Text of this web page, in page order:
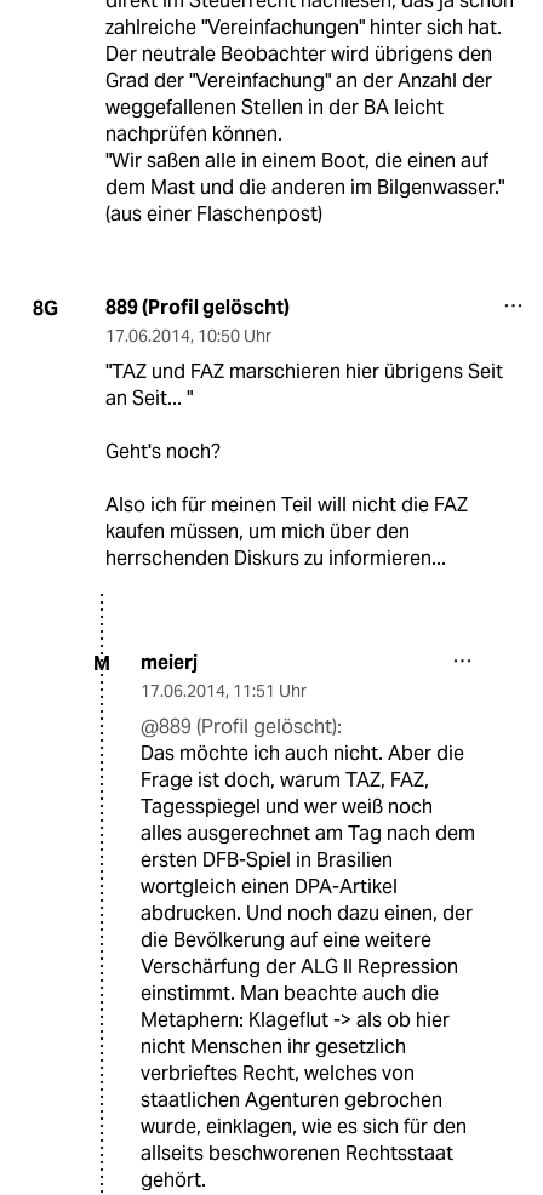
zahlreiche "Vereinfachungen" hinter sich hat.
Der neutrale Beobachter wird übrigens den
Grad der "Vereinfachung" an der Anzahl der
weggefallenen Stellen in der BA leicht
nachprüfen können.
"Wir saßen alle in einem Boot, die einen auf
dem Mast und die anderen im Bilgenwasser."
(aus einer Flaschenpost)
8G 889 (Profil gelöscht)
17.06.2014, 10:50 Uhr
"TAZ und FAZ marschieren hier übrigens Seit
an Seit... "
Geht's noch?
Also ich für meinen Teil will nicht die FAZ
kaufen müssen, um mich über den
herrschenden Diskurs zu informieren...
M meierj
17.06.2014, 11:51 Uhr
@889 (Profil gelöscht):
Das möchte ich auch nicht. Aber die
Frage ist doch, warum TAZ, FAZ,
Tagesspiegel und wer weiß noch
alles ausgerechnet am Tag nach dem
ersten DFB-Spiel in Brasilien
wortgleich einen DPA-Artikel
abdrucken. Und noch dazu einen, der
die Bevölkerung auf eine weitere
Verschärfung der ALG II Repression
einstimmt. Man beachte auch die
Metaphern: Klageflut -> als ob hier
nicht Menschen ihr gesetzlich
verbrieftes Recht, welches von
staatlichen Agenturen gebrochen
wurde, einklagen, wie es sich für den
allseits beschworenen Rechtsstaat
gehört.